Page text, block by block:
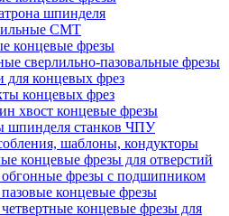
шпинделя
CMT
концевые фрезы
сверлильно-пазовальные фрезы
для концевых фрез
концевых фрез
хвост концевые фрезы
шпинделя станков ЧПУ
шаблоны, кондукторы
концевые фрезы для отверстий
фрезы с подшипником
концевые фрезы
концевые фрезы для